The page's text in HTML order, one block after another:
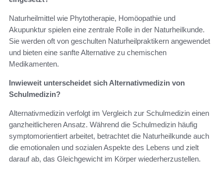
Naturheilmittel wie Phytotherapie, Homöopathie und
Akupunktur spielen eine zentrale Rolle in der Naturheilkunde.
Sie werden oft von geschulten Naturheilpraktikern angewendet
und bieten eine sanfte Alternative zu chemischen
Medikamenten.
Inwieweit unterscheidet sich Alternativmedizin von
Schulmedizin?
Alternativmedizin verfolgt im Vergleich zur Schulmedizin einen
ganzheitlicheren Ansatz. Während die Schulmedizin häufig
symptomorientiert arbeitet, betrachtet die Naturheilkunde auch
die emotionalen und sozialen Aspekte des Lebens und zielt
darauf ab, das Gleichgewicht im Körper wiederherzustellen.